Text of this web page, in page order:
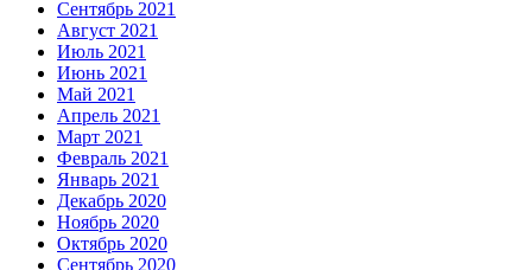
Сентябрь 2021
Август 2021
Июль 2021
Июнь 2021
Май 2021
Апрель 2021
Март 2021
Февраль 2021
Январь 2021
Декабрь 2020
Ноябрь 2020
Октябрь 2020
Сентябрь 2020